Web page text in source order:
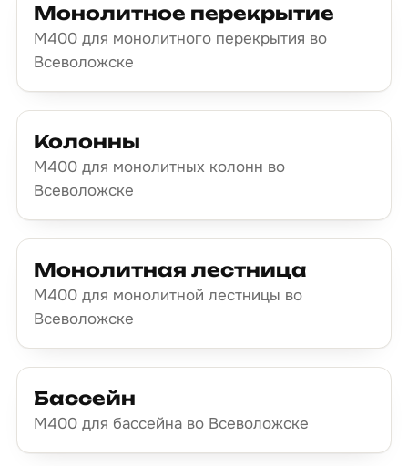
Монолитное перекрытие
М400 для монолитного перекрытия во
Всеволожске
Колонны
М400 для монолитных колонн во
Всеволожске
Монолитная лестница
М400 для монолитной лестницы во
Всеволожске
Бассейн
М400 для бассейна во Всеволожске